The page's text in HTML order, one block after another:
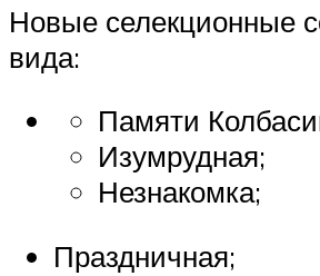
Новые селекционные
вида:
Памяти
Изумрудная;
Незнакомка;
Праздничная;